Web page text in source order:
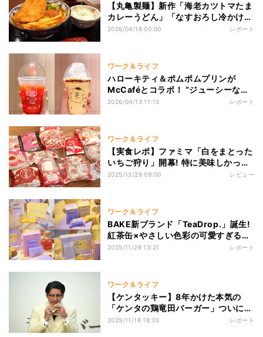
【丸亀製麺】新作「海老カツトマたま
カレーうどん」「なすおろし冷かけう
どん」がリピート確定な仕上がりだっ
2026/04/16 00:00 レポート
ワーク＆ライフ
ハローキティ＆ポムポムプリンが
McCaféとコラボ！ “ジューシーない
ちご”と“飲むプリン”どっちを選ぶ？
2026/04/13 11:13 レポート
ワーク＆ライフ
【実食レポ】ファミマ「白をまとった
いちご狩り」開幕! 特に美味しかった
スイーツ7商品を勝手に選抜してみた
2025/12/29 09:00 レビュー
ワーク＆ライフ
BAKE新ブランド「TeaDrop.」誕生!
紅茶缶×やさしい色彩の可愛すぎるパ
ッケージに吸い寄せられる……
2025/11/28 13:21 レポート
ワーク＆ライフ
【ケンタッキー】8年かけた本気の
「ケンタの鶏竜田バーガー」ついに登
場! 賀来賢人もお墨付き、その味
2025/11/18 18:03 レポート